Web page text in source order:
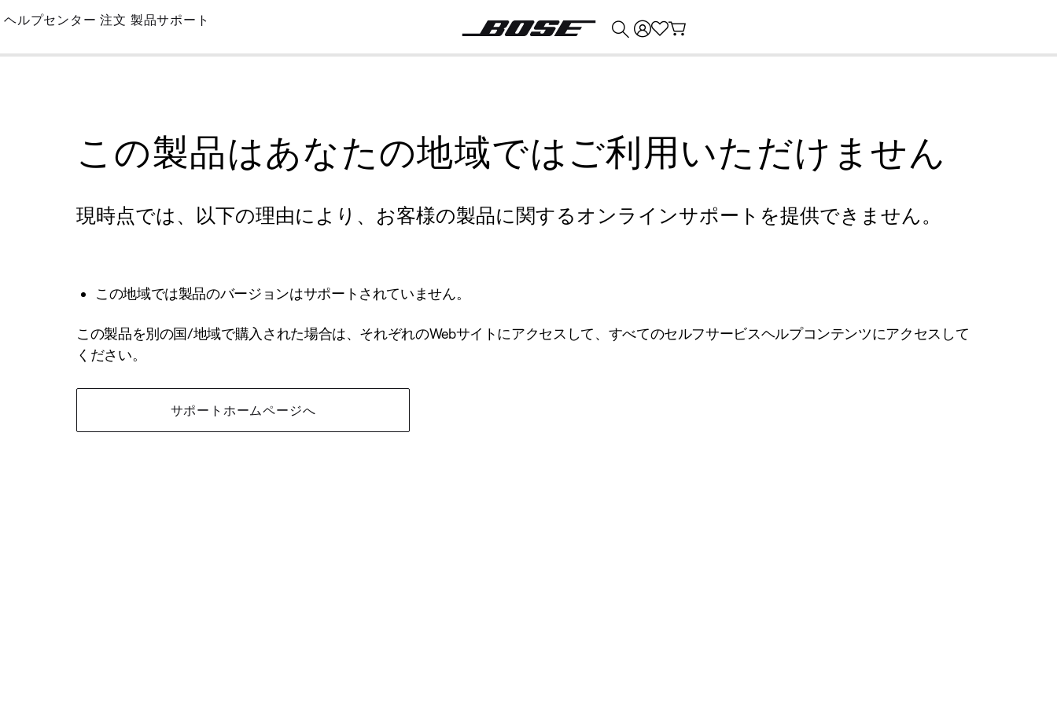
Skip
Main
ヘルプセンター 注文 製品サポート
この製品はあなたの地域ではご利用いただけません
現時点では、以下の理由により、お客様の製品に関するオンラインサポートを提供できません。
この地域では製品のバージョンはサポートされていません。
この製品を別の国/地域で購入された場合は、それぞれのWebサイトにアクセスして、すべてのセルフサービスヘルプコンテンツにアクセスして
ください。
サポートホームページへ